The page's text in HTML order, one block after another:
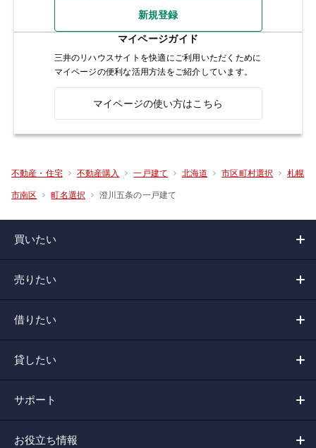
新規登録
マイページガイド
三井のリハウスサイトを快適にご利用いただくために
マイページの便利な活用方法をご紹介しています。
マイページの使い方はこちら
不動産・住宅 不動産購入 一戸建て 北海道 市区町村選択 札幌
市南区 町名選択 澄川五条の一戸建て
買いたい
売りたい
借りたい
貸したい
サポート
お役立ち情報